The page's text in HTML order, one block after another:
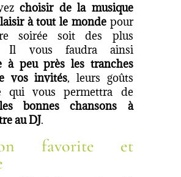
choisir de la musique
à tout le mondepour
soirée soit des plus
Il vous faudra ainsi
à peu près les tranches
vos invités, leurs goûts
qui vous permettra de
les bonnes chansons à
au DJ.
favorite et